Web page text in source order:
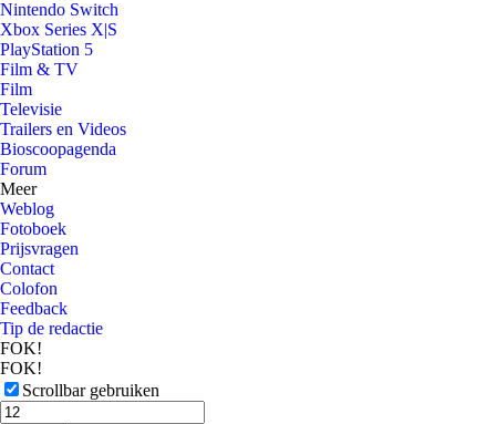
Nintendo Switch
Xbox Series X|S
PlayStation 5
Film & TV
Film
Televisie
Trailers en Videos
Bioscoopagenda
Forum
Meer
Weblog
Fotoboek
Prijsvragen
Contact
Colofon
Feedback
Tip de redactie
FOK!
FOK!
Scrollbar gebruiken